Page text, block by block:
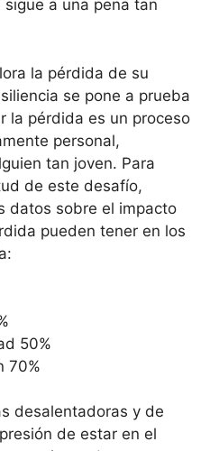
a una pena tan
la pérdida de su
se pone a prueba
la pérdida es un proceso
personal,
tan joven. Para
de este desafío,
datos sobre el impacto
pueden tener en los
50%
70%
desalentadoras y de
de estar en el